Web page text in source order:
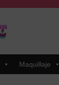
Maquillaje